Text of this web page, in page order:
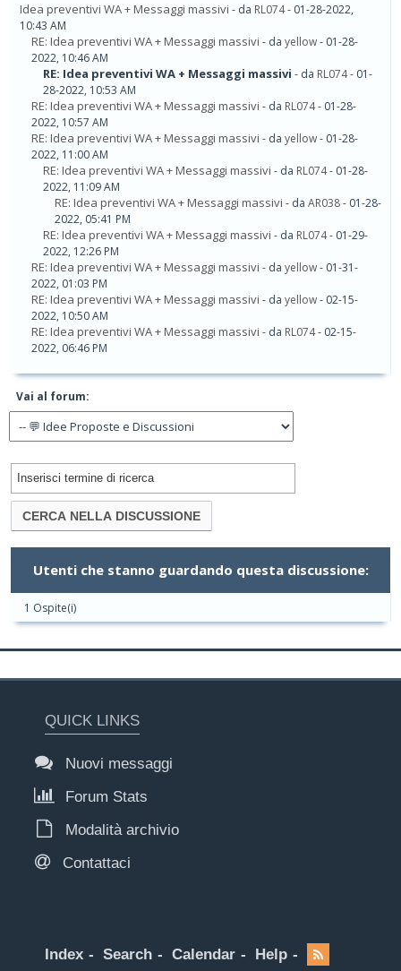
Idea preventivi WA + Messaggi massivi - da RL074- 01-28-2022,
10:43 AM
RE: Idea preventivi WA + Messaggi massivi - da yellow- 01-28-
2022, 10:46 AM
RE: Idea preventivi WA + Messaggi massivi - da RL074- 01-
28-2022, 10:53 AM
RE: Idea preventivi WA + Messaggi massivi - da RL074- 01-28-
2022, 10:57 AM
RE: Idea preventivi WA + Messaggi massivi - da yellow- 01-28-
2022, 11:00 AM
RE: Idea preventivi WA + Messaggi massivi - da RL074- 01-28-
2022, 11:09 AM
RE: Idea preventivi WA + Messaggi massivi - da AR038- 01-28-
2022, 05:41 PM
RE: Idea preventivi WA + Messaggi massivi - da RL074- 01-29-
2022, 12:26 PM
RE: Idea preventivi WA + Messaggi massivi - da yellow- 01-31-
2022, 01:03 PM
RE: Idea preventivi WA + Messaggi massivi - da yellow- 02-15-
2022, 10:50 AM
RE: Idea preventivi WA + Messaggi massivi - da RL074- 02-15-
2022, 06:46 PM
Vai al forum:
Utenti che stanno guardando questa discussione:
1 Ospite(i)
QUICK LINKS
Nuovi messaggi
Forum Stats
Modalità archivio
Contattaci
Index Search Calendar Help